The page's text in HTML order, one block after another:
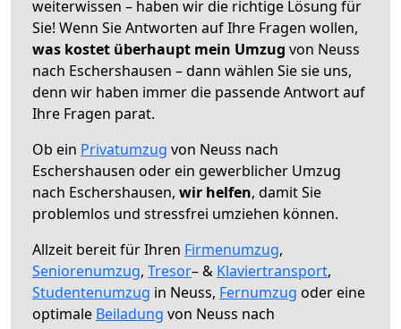
weiterwissen – haben wir die richtige Lösung für
Sie! Wenn Sie Antworten auf Ihre Fragen wollen,
was kostet überhaupt mein Umzug von Neuss
nach Eschershausen – dann wählen Sie sie uns,
denn wir haben immer die passende Antwort auf
Ihre Fragen parat.
Ob ein Privatumzug von Neuss nach
Eschershausen oder ein gewerblicher Umzug
nach Eschershausen, wir helfen, damit Sie
problemlos und stressfrei umziehen können.
Allzeit bereit für Ihren Firmenumzug,
Seniorenumzug, Tresor– & Klaviertransport,
Studentenumzug in Neuss, Fernumzug oder eine
optimale Beiladung von Neuss nach